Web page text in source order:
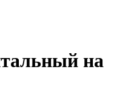
на